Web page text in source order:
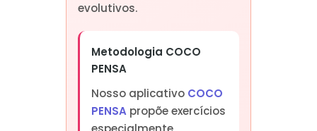
evolutivos.
Metodologia COCO
PENSA
Nosso aplicativo COCO
PENSApropõe exercícios